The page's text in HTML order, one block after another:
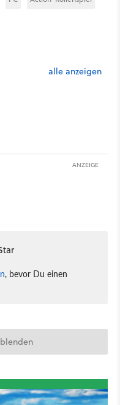
alle anzeigen
ANZEIGE
, bevor Du einen